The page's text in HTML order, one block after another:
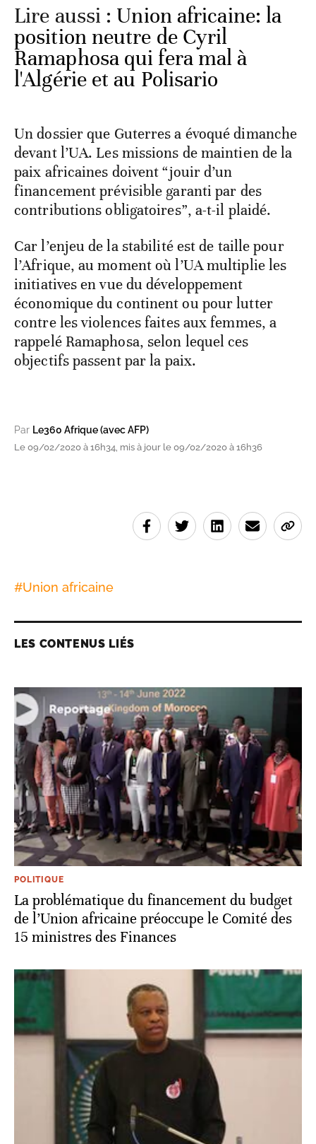
Lire aussi : Union africaine: la
position neutre de Cyril
Ramaphosa qui fera mal à
l'Algérie et au Polisario
Un dossier que Guterres a évoqué dimanche
devant l’UA. Les missions de maintien de la
paix africaines doivent “jouir d’un
financement prévisible garanti par des
contributions obligatoires”, a-t-il plaidé.
Car l’enjeu de la stabilité est de taille pour
l’Afrique, au moment où l’UA multiplie les
initiatives en vue du développement
économique du continent ou pour lutter
contre les violences faites aux femmes, a
rappelé Ramaphosa, selon lequel ces
objectifs passent par la paix.
Par Le360 Afrique (avec AFP)
Le 09/02/2020 à 16h34, mis à jour le 09/02/2020 à 16h36
#Union africaine
LES CONTENUS LIÉS
POLITIQUE
La problématique du financement du budget
de l’Union africaine préoccupe le Comité des
15 ministres des Finances